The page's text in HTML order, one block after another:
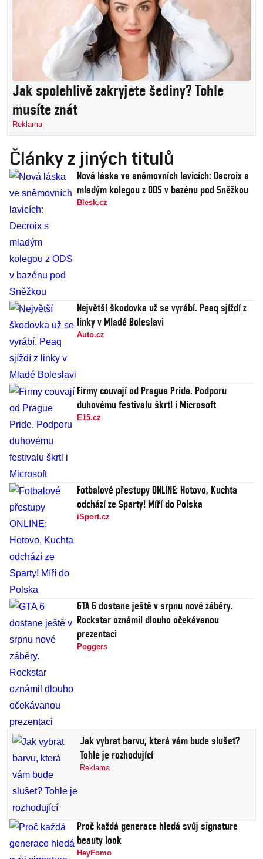
Jak spolehlivě zakryjete šediny? Tohle
musíte znát
Reklama
Články z jiných titulů
Nová láska ve sněmovních lavicích: Decroix s
mladým kolegou z ODS v bazénu pod Sněžkou
Blesk.cz
Největší škodovka už se vyrábí. Peaq sjíždí z
linky v Mladé Boleslavi
Auto.cz
Firmy couvají od Prague Pride. Podporu
duhovému festivalu škrtl i Microsoft
E15.cz
Fotbalové přestupy ONLINE: Hotovo, Kuchta
odchází ze Sparty! Míří do Polska
iSport.cz
GTA 6 dostane ještě v srpnu nové záběry.
Rockstar oznámil dlouho očekávanou
prezentaci
Poggers
Jak vybrat barvu, která vám bude slušet?
Tohle je rozhodující
Reklama
Proč každá generace hledá svůj signature
beauty look
HeyFomo